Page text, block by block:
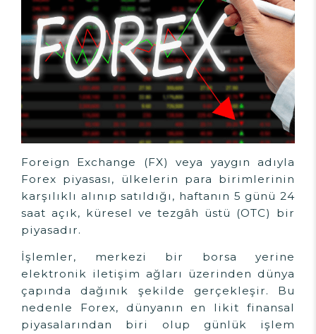
Foreign Exchange (FX) veya yaygın adıyla
Forex piyasası, ülkelerin para birimlerinin
karşılıklı alınıp satıldığı, haftanın 5 günü 24
saat açık, küresel ve tezgâh üstü (OTC) bir
piyasadır.
İşlemler, merkezi bir borsa yerine
elektronik iletişim ağları üzerinden dünya
çapında dağınık şekilde gerçekleşir. Bu
nedenle Forex, dünyanın en likit finansal
piyasalarından biri olup günlük işlem